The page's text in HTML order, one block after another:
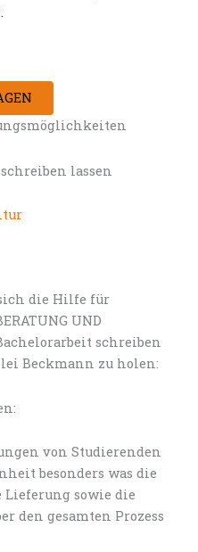
die Hilfe für
UND
schreiben
Beckmann zu holen:
von Studierenden
besonders was die
sowie die
den gesamten Prozess